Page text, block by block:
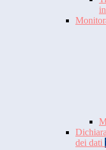
dei dati